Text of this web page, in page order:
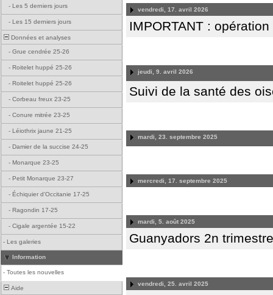
- Les 5 derniers jours
- Les 15 derniers jours
Données et analyses
- Grue cendrée 25-26
- Roitelet huppé 25-26
- Roitelet huppé 25-26
- Corbeau freux 23-25
- Conure mitrée 23-25
- Léiothrix jaune 21-25
- Damier de la succise 24-25
- Monarque 23-25
- Petit Monarque 23-27
- Échiquier d'Occitanie 17-25
- Ragondin 17-25
- Cigale argentée 15-22
- Les galeries
Information
- Toutes les nouvelles
Aide
vendredi, 17. avril 2026
IMPORTANT :
jeudi, 9. avril 2026
Suivi de la santé des
mardi, 23. septembre 2025
mercredi, 17. septembre 2025
mardi, 5. août 2025
Guanyadors 2n
vendredi, 25. avril 2025